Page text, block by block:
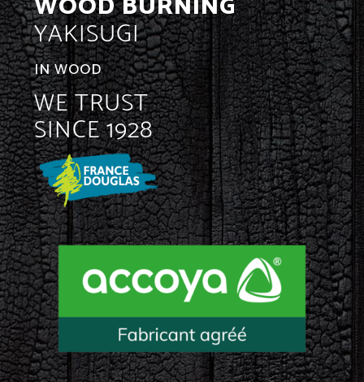
YAKISUGI
IN WOOD
WE TRUST
SINCE 1928